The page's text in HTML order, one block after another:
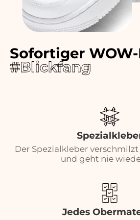
Sofortiger
#Blickfang
Der Spezialkleber
und geht nie
Jedes